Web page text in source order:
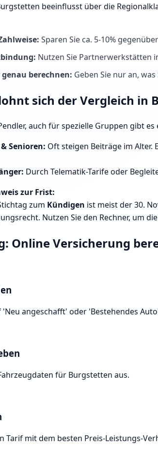
beeinflusst über die
Sparen Sie ca. 5-10%
Nutzen Sie Partnerwerkstätten
berechnen: Geben Sie nur an,
sich der Vergleich in
auch für spezielle Gruppen gibt
Senioren: Oft steigen Beiträge im Alter.
Durch Telematik-Tarife oder
zur Frist:
zum Kündigen ist meist der 30.
Nutzen Sie den Rechner, um
Online Versicherung
'Neu angeschafft' oder 'Bestehendes
für Burgstetten aus.
Tarif mit dem besten Preis-Leistungs-